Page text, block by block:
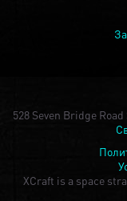
528 Seven Bridge
XCraft is a space